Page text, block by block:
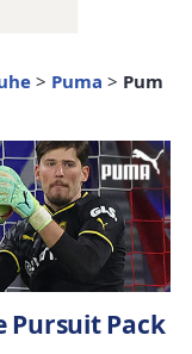
> Puma > Pum
Pursuit Pack